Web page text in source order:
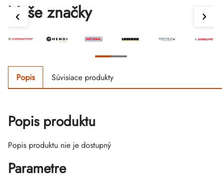
Naše značky
Popis Súvisiace produkty
Popis produktu
Popis produktu nie je dostupný
Parametre